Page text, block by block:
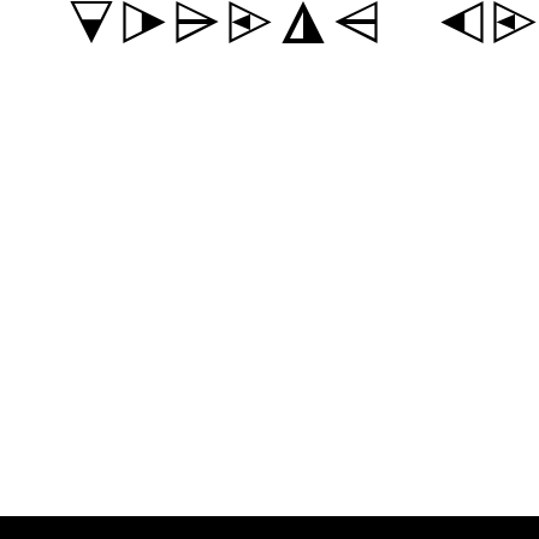
liquor